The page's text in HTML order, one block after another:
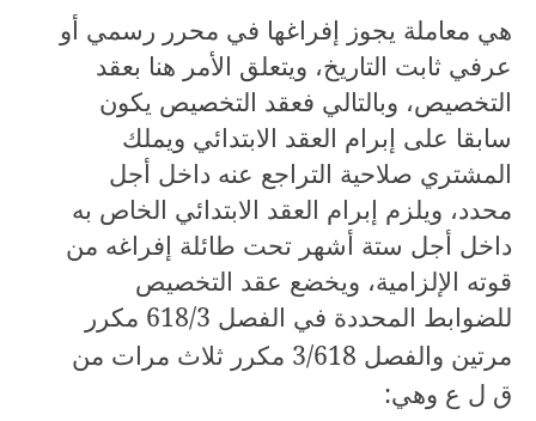
هي معاملة يجوز إفراغها في محرر رسمي أو
عرفي ثابت التاريخ، ويتعلق الأمر هنا بعقد
التخصيص، وبالتالي فعقد التخصيص يكون
سابقا على إبرام العقد الابتدائي ويملك
المشتري صلاحية التراجع عنه داخل أجل
محدد، ويلزم إبرام العقد الابتدائي الخاص به
داخل أجل ستة أشهر تحت طائلة إفراغه من
قوته الإلزامية، ويخضع عقد التخصيص
للضوابط المحددة في الفصل 618/3مكرر
مرتين والفصل 618
/
3مكرر ثلاث مرات من
ق ل ع وهي: